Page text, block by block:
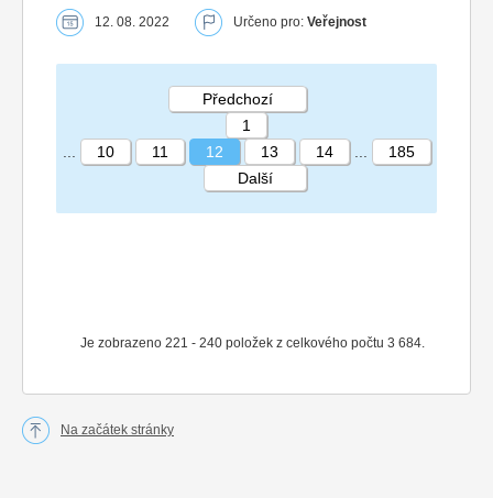
12. 08. 2022 Určeno pro: Veřejnost
STRÁNKA 12 185
Je zobrazeno 221 - 240 položek z celkového počtu 3 684.
Předchozí
1
10 11 12 13 14
185
Další
Na začátek stránky